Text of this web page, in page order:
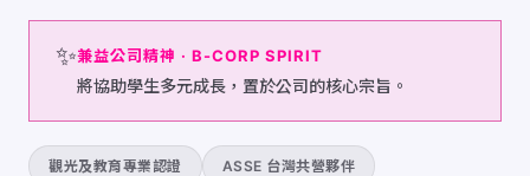
✨兼益公司精神 · B-CORP SPIRIT
將協助學生多元成長，置於公司的核心宗旨。
觀光及教育專業認證 ASSE 台灣共營夥伴